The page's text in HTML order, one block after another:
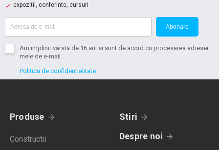
expozitii, conferinte, cursuri
Abonare
Am implinit varsta de 16 ani si sunt de acord cu procesarea adresei
mele de e-mail.
Politica de confidentialitate
Produse
Constructii
Stiri
Despre noi